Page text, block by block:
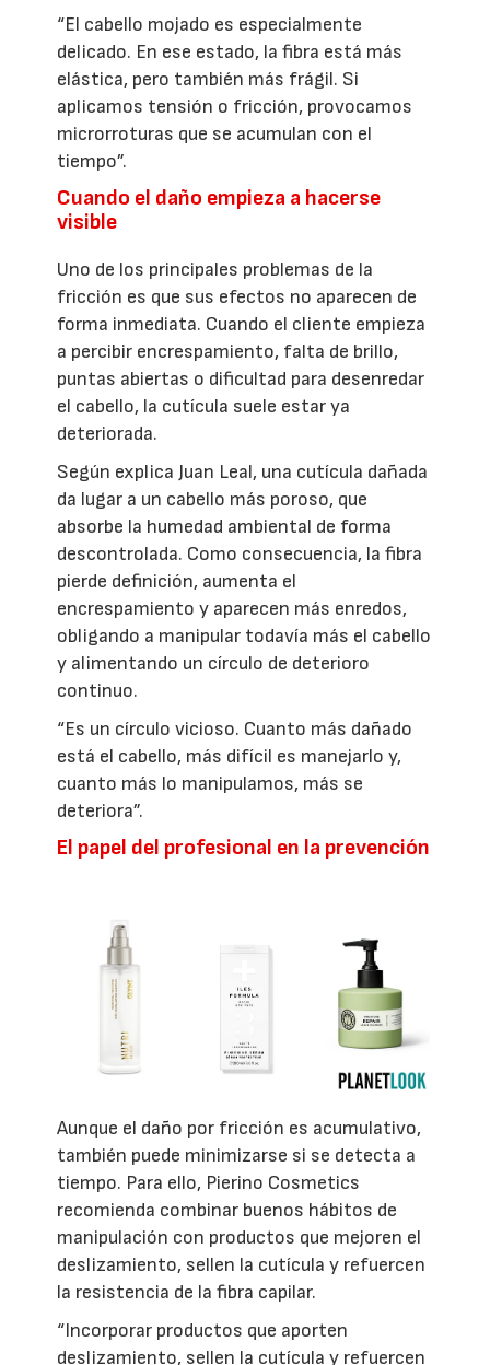
“El cabello mojado es especialmente
delicado. En ese estado, la fibra está más
elástica, pero también más frágil. Si
aplicamos tensión o fricción, provocamos
microrroturas que se acumulan con el
tiempo”.
Cuando el daño empieza a hacerse
visible
Uno de los principales problemas de la
fricción es que sus efectos no aparecen de
forma inmediata. Cuando el cliente empieza
a percibir encrespamiento, falta de brillo,
puntas abiertas o dificultad para desenredar
el cabello, la cutícula suele estar ya
deteriorada.
Según explica Juan Leal, una cutícula dañada
da lugar a un cabello más poroso, que
absorbe la humedad ambiental de forma
descontrolada. Como consecuencia, la fibra
pierde definición, aumenta el
encrespamiento y aparecen más enredos,
obligando a manipular todavía más el cabello
y alimentando un círculo de deterioro
continuo.
“Es un círculo vicioso. Cuanto más dañado
está el cabello, más difícil es manejarlo y,
cuanto más lo manipulamos, más se
deteriora”.
El papel del profesional en la prevención
Aunque el daño por fricción es acumulativo,
también puede minimizarse si se detecta a
tiempo. Para ello, Pierino Cosmetics
recomienda combinar buenos hábitos de
manipulación con productos que mejoren el
deslizamiento, sellen la cutícula y refuercen
la resistencia de la fibra capilar.
“Incorporar productos que aporten
deslizamiento, sellen la cutícula y refuercen